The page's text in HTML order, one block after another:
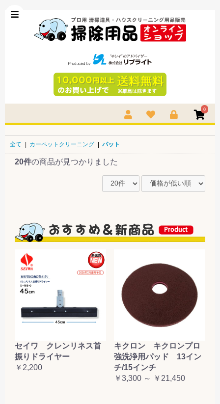
0
全て | カーペットクリーニング | パット
20件の商品が見つかりました
セイワ クレンリネス首
振りドライヤー
￥2,200
キクロン キクロンプロ
強洗浄用パッド 13イン
チ/15インチ
￥3,300 ～ ￥21,450